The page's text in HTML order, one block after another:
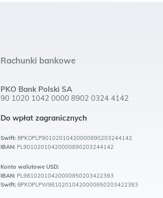
Rachunki bankowe
PKO Bank Polski SA
90 1020 1042 0000 8902 0324 4142
Do wpłat zagranicznych
Swift: BPKOPLP90102010420000890203244142
IBAN: PL90102010420000890203244142
Konto walutowe USD:
IBAN: PL98102010420000850203422383
Swift: BPKOPLPW98102010420000850203422383